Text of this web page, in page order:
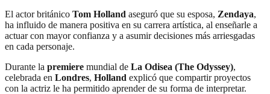
El actor británico Tom Holland aseguró que su esposa, Zendaya,
ha influido de manera positiva en su carrera artística, al enseñarle a
actuar con mayor confianza y a asumir decisiones más arriesgadas
en cada personaje.
Durante la premiere mundial de La Odisea (The Odyssey),
celebrada en Londres, Holland explicó que compartir proyectos
con la actriz le ha permitido aprender de su forma de interpretar.